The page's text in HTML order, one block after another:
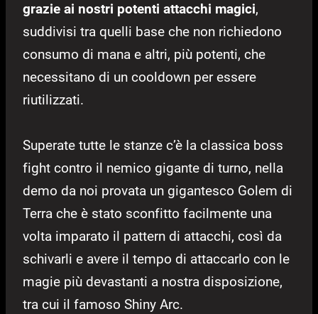
grazie ai nostri potenti attacchi magici,
suddivisi tra quelli base che non richiedono
consumo di mana e altri, più potenti, che
necessitano di un cooldown per essere
riutilizzati.
Superate tutte le stanze c’è la classica boss
fight contro il nemico gigante di turno, nella
demo da noi provata un gigantesco Golem di
Terra che è stato sconfitto facilmente una
volta imparato il pattern di attacchi, così da
schivarli e avere il tempo di attaccarlo con le
magie più devastanti a nostra disposizione,
tra cui il famoso Shiny Arc.